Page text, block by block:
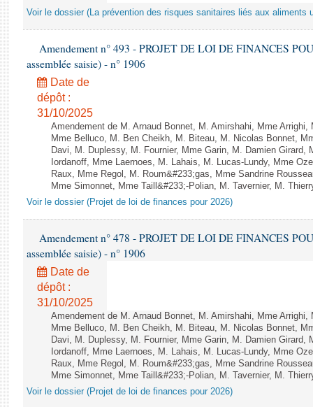
Voir le dossier (La prévention des risques sanitaires liés aux aliments
Amendement n° 493 - PROJET DE LOI DE FINANCES
assemblée saisie) - n° 1906
Date de
dépôt :
31/10/2025
Amendement de M. Arnaud Bonnet, M. Amirshahi, Mme
Mme Belluco, M. Ben Cheikh, M. Biteau, M. Nicolas Bonnet,
Davi, M. Duplessy, M. Fournier, Mme Garin, M. Damien Girard,
Iordanoff, Mme Laernoes, M. Lahais, M. Lucas-Lundy, Mme
Raux, Mme Regol, M. Roum&#233;gas, Mme Sandrine
Mme Simonnet, Mme Taill&#233;-Polian, M. Tavernier, M.
Voir le dossier (Projet de loi de finances pour 2026)
Amendement n° 478 - PROJET DE LOI DE FINANCES
assemblée saisie) - n° 1906
Date de
dépôt :
31/10/2025
Amendement de M. Arnaud Bonnet, M. Amirshahi, Mme
Mme Belluco, M. Ben Cheikh, M. Biteau, M. Nicolas Bonnet,
Davi, M. Duplessy, M. Fournier, Mme Garin, M. Damien Girard,
Iordanoff, Mme Laernoes, M. Lahais, M. Lucas-Lundy, Mme
Raux, Mme Regol, M. Roum&#233;gas, Mme Sandrine
Mme Simonnet, Mme Taill&#233;-Polian, M. Tavernier, M.
Voir le dossier (Projet de loi de finances pour 2026)